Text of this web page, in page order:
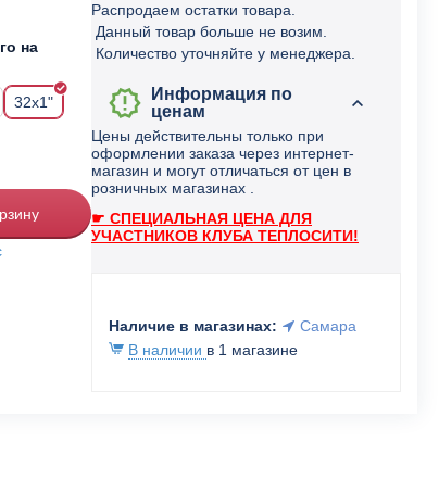
на
32x1"
Распродаем остатки товара.
Данный товар больше не возим.
Количество уточняйте у менеджера.
Информация по
ценам
Цены действительны только при
оформлении заказа через интернет-
магазин и могут отличаться от цен в
розничных магазинах .
☛ СПЕЦИАЛЬНАЯ ЦЕНА ДЛЯ
УЧАСТНИКОВ КЛУБА ТЕПЛОСИТИ!
Наличие в магазинах:
Самара
В наличии в 1 магазине